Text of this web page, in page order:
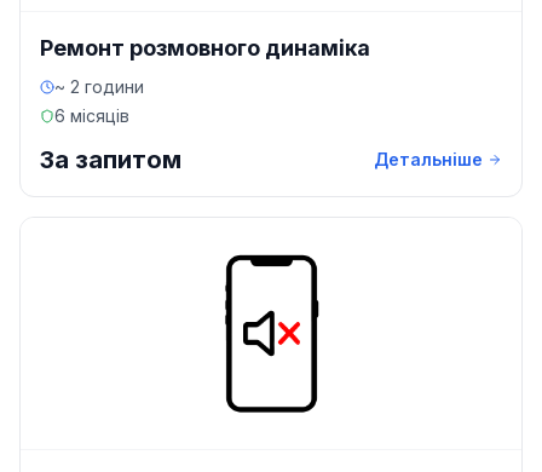
Ремонт розмовного динаміка
~ 2 години
6 місяців
За запитом Детальніше